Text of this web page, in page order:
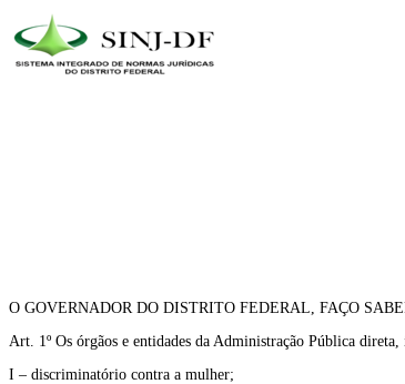
O GOVERNADOR DO DISTRITO FEDERAL, FAÇO
Art. 1º Os órgãos e entidades da Administração Pública
I – discriminatório contra a mulher;